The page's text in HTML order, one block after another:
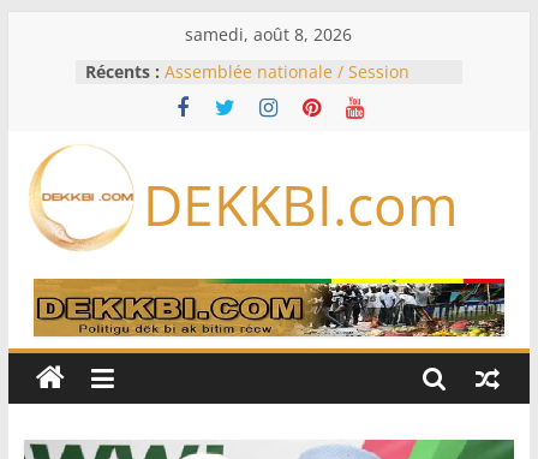
samedi, août 8, 2026
Récents : Assemblée nationale / Session
extraordinaire: Six commissions
d’enquête à l’ordre du jour ce lundi
Bénin: Patrice Talon élu président
du Sénat, moins de trois mois
Pakistan et la Turquie signent un
accord de défense
RD Congo: Kinshasa interdit les
exportations de cuivre et de cobalt
production
DEKKBI.com